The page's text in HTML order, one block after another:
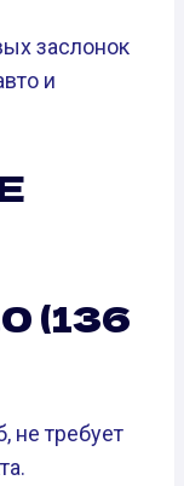
заслонок
и
(136
не требует